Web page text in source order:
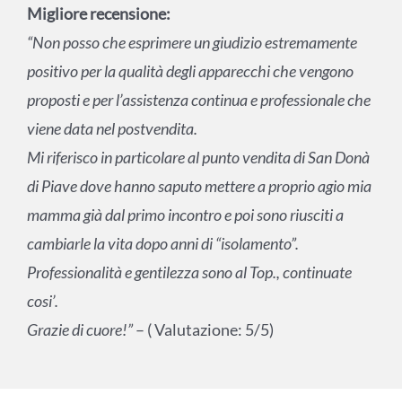
Migliore recensione:
“Non posso che esprimere un giudizio estremamente
positivo per la qualità degli apparecchi che vengono
proposti e per l’assistenza continua e professionale che
viene data nel postvendita.
Mi riferisco in particolare al punto vendita di San Donà
di Piave dove hanno saputo mettere a proprio agio mia
mamma già dal primo incontro e poi sono riusciti a
cambiarle la vita dopo anni di “isolamento”.
Professionalità e gentilezza sono al Top., continuate
cosi’.
Grazie di cuore!”– ( Valutazione: 5/5)